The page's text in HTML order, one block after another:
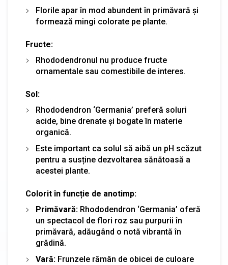
Florile apar în mod abundent în primăvară și
formează mingi colorate pe plante.
Fructe:
Rhododendronul nu produce fructe
ornamentale sau comestibile de interes.
Sol:
Rhododendron ‘Germania’ preferă soluri
acide, bine drenate și bogate în materie
organică.
Este important ca solul să aibă un pH scăzut
pentru a susține dezvoltarea sănătoasă a
acestei plante.
Colorit în funcție de anotimp:
Primăvară: Rhododendron ‘Germania’ oferă
un spectacol de flori roz sau purpurii în
primăvară, adăugând o notă vibrantă în
grădină.
Vară: Frunzele rămân de obicei de culoare